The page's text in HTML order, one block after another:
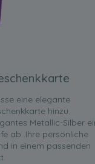
eine elegante
hinzu.
Metallic-Silber
ab. Ihre persönliche
in einem passenden